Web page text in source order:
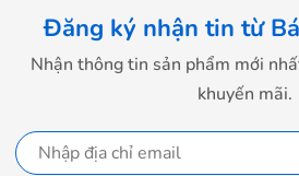
Đăng ký nhận tin từ
Nhận thông tin sản phẩm mới
khuyến mãi.